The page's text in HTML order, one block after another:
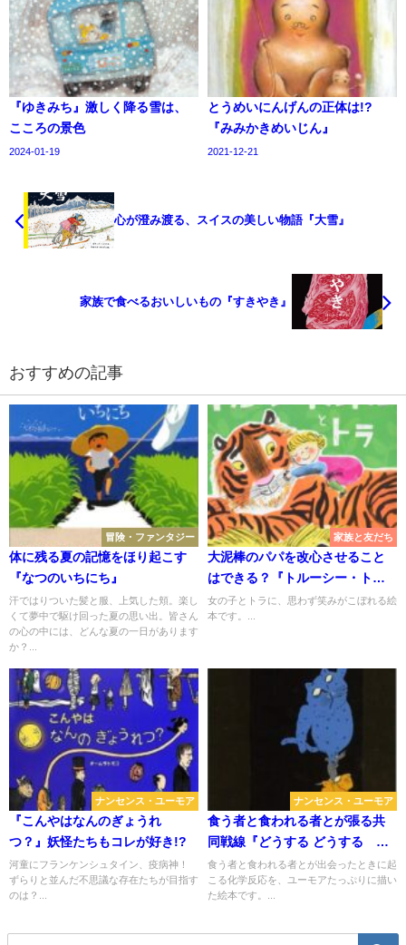
『ゆきみち』激しく降る雪は、
こころの景色
2024-01-19
とうめいにんげんの正体は!?
『みみかきめいじん』
2021-12-21
心が澄み渡る、スイスの美しい物語『大雪』
家族で食べるおいしいもの『すきやき』
おすすめの記事
冒険・ファンタジー
体に残る夏の記憶をほり起こす
『なつのいちにち』
汗ではりついた髪と服、上気した頬。楽し
くて夢中で駆け回った夏の思い出。皆さん
の心の中には、どんな夏の一日があります
か？...
家族と友だち
大泥棒のパパを改心させること
はできる？『トルーシー・トル
トルとトラ』
女の子とトラに、思わず笑みがこぼれる絵
本です。...
ナンセンス・ユーモア
『こんやはなんのぎょうれ
つ？』妖怪たちもコレが好き!?
河童にフランケンシュタイン、疫病神！
ずらりと並んだ不思議な存在たちが目指す
のは？...
ナンセンス・ユーモア
食う者と食われる者とが張る共
同戦線『どうする どうする あ
なのなか』
食う者と食われる者とが出会ったときに起
こる化学反応を、ユーモアたっぷりに描い
た絵本です。...